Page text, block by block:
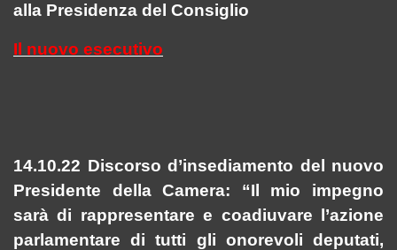
alla Presidenza del Consiglio
Il nuovo esecutivo
14.10.22 Discorso d’insediamento del nuovo
Presidente della Camera: “Il mio impegno
sarà di rappresentare e coadiuvare l’azione
parlamentare di tutti gli onorevoli deputati,